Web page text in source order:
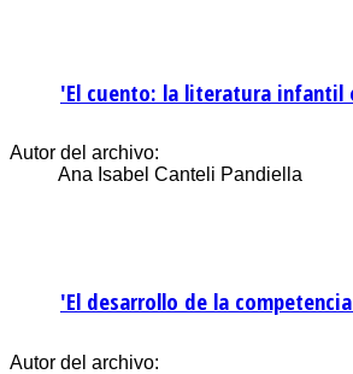
'El cuento: la literatura infantil
Autor del archivo:
Ana Isabel Canteli Pandiella
'El desarrollo de la
Autor del archivo: